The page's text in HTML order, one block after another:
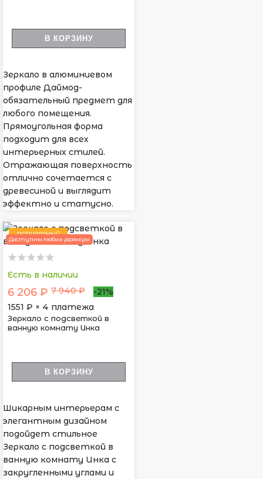
В КОРЗИНУ
Зеркало в алюминиевом
профиле Даймод-
обязательный предмет для
любого помещения.
Прямоугольная форма
подходит для всех
интерьерных стилей.
Отражающая поверхность
отлично сочетается с
древесиной и выглядит
эффектно и статусно.
ПОПУЛЯРНЫЙ
Доступны любые размеры
Есть в наличии
6 206 ₽ 7 940 ₽
-21%
1551 ₽ × 4 платежа
Зеркало с подсветкой в
ванную комнату Инка
В КОРЗИНУ
Шикарным интерьерам с
элегантным дизайном
подойдет стильное
Зеркало с подсветкой в
ванную комнату Инка с
закругленными углами и